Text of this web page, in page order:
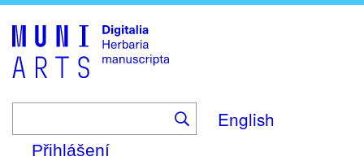
English
Přihlášení